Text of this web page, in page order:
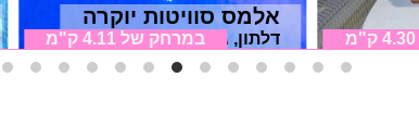
אלמס סוויטות יוקרה
דלתון, גליל עליון
במרחק של 4.11 ק"מ 4.30 ק"מ